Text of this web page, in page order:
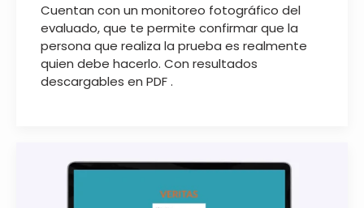
Cuentan con un monitoreo fotográfico del
evaluado, que te permite confirmar que la
persona que realiza la prueba es realmente
quien debe hacerlo. Con resultados
descargables en PDF .